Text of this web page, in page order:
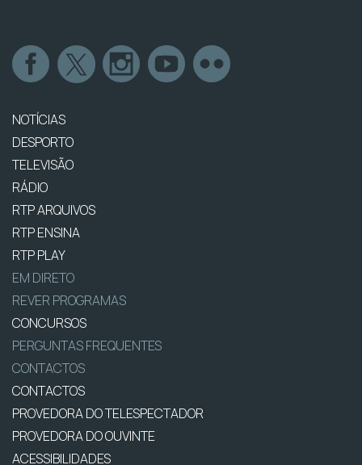
NOTÍCIAS
DESPORTO
TELEVISÃO
RÁDIO
RTP ARQUIVOS
RTP ENSINA
RTP PLAY
EM DIRETO
REVER PROGRAMAS
CONCURSOS
PERGUNTAS FREQUENTES
CONTACTOS
CONTACTOS
PROVEDORA DO TELESPECTADOR
PROVEDORA DO OUVINTE
ACESSIBILIDADES